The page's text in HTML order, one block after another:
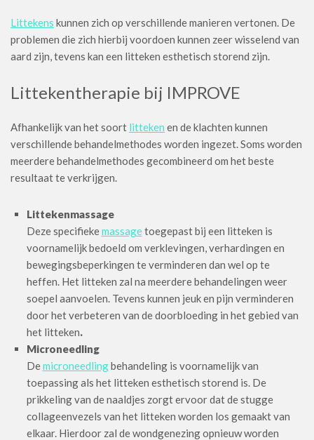
Littekens kunnen zich op verschillende manieren vertonen. De
problemen die zich hierbij voordoen kunnen zeer wisselend van
aard zijn, tevens kan een litteken esthetisch storend zijn.
Littekentherapie bij IMPROVE
Afhankelijk van het soort litteken en de klachten kunnen
verschillende behandelmethodes worden ingezet. Soms worden
meerdere behandelmethodes gecombineerd om het beste
resultaat te verkrijgen.
Littekenmassage
Deze specifiekemassagetoegepast bij een litteken is
voornamelijk bedoeld om verklevingen, verhardingen en
bewegingsbeperkingen te verminderen dan wel op te
heffen. Het litteken zal na meerdere behandelingen weer
soepel aanvoelen. Tevens kunnen jeuk en pijn verminderen
door het verbeteren van de doorbloeding in het gebied van
het litteken.
Microneedling
Demicroneedlingbehandeling is voornamelijk van
toepassing als het litteken esthetisch storend is. De
prikkeling van de naaldjes zorgt ervoor dat de stugge
collageenvezels van het litteken worden los gemaakt van
elkaar. Hierdoor zal de wondgenezing opnieuw worden